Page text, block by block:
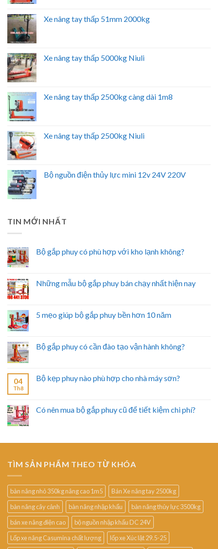
Xe nâng tay thấp 51mm 2000kg
Xe nâng tay thấp 5000kg Niuli
Xe nâng tay thấp 2500kg càng dài 1m8
Xe nâng tay thấp 2500kg Niuli
Bộ nguồn điện thủy lực mini 12v 24V 220V
TIN MỚI NHẤT
Bộ gắp phuy có phù hợp với kho lạnh không?
Những mẫu bộ gắp phuy bán chạy nhất hiện nay
5 mẹo giúp bộ gắp phuy bền hơn 10 năm
Bộ gắp phuy có cần đào tạo vận hành không?
04
Th8
Bộ kẹp phuy nào phù hợp cho nhà máy sơn?
Có nên mua bộ gắp phuy cũ để tiết kiệm chi phí?
TÌM SẢN PHẨM THEO TỪ KHÓA
bàn nâng nhỏ 350kg nâng cao 1m5
Bán Xe nâng tay 2500kg
bàn nâng cây cảnh
bàn nâng nhập khẩu
bàn nâng thủy lực 3500kg
bán xe nâng điện cao
bộ nguồn nhập khẩu DC 24V
Lốp xe nâng Casumina chất lượng
lốp xe Xúc lật 29.5-25